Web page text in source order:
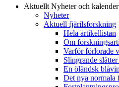
Aktuellt Nyheter och kalender
Nyheter
Aktuell fjärilsforskning
Hela artikellistan
Om
Varför förlorade
Slingrande
En öländsk
Det nya normala